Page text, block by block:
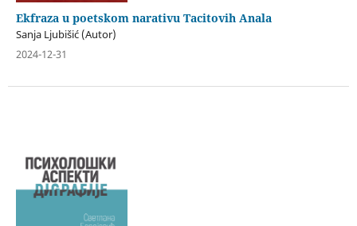
Ekfraza u poetskom narativu Tacitovih Anala
Sanja Ljubišić (Autor)
2024-12-31